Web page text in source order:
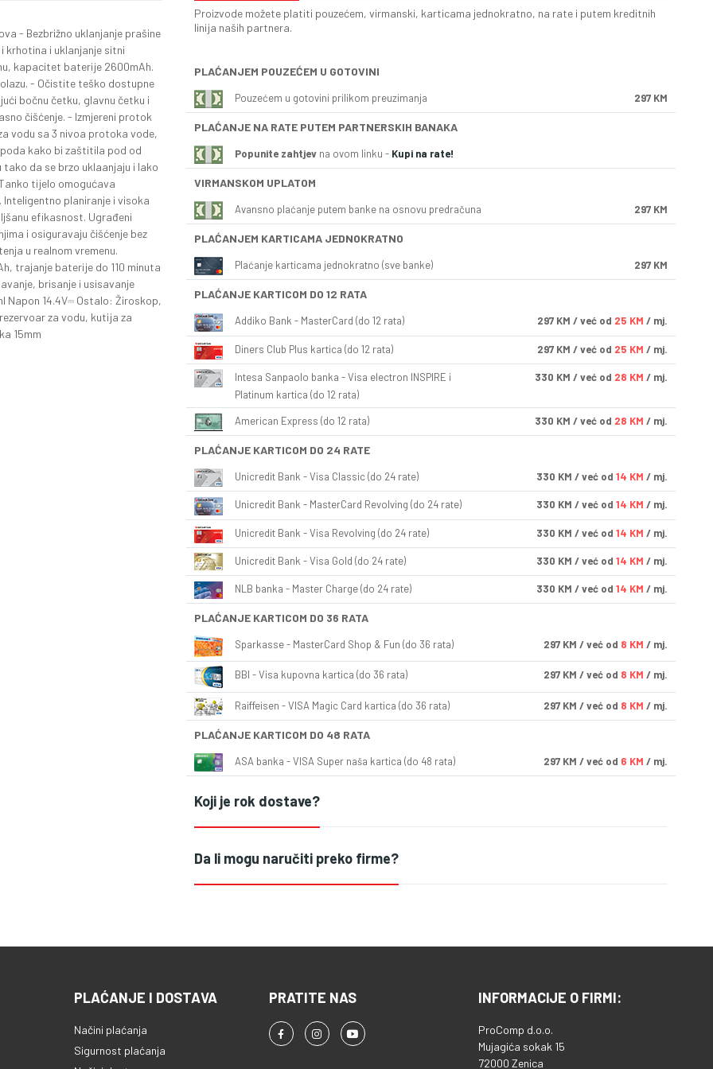
- Bezbrižno uklanjanje prašine
krhotina i uklanjanje sitni
kapacitet baterije 2600mAh.
- Očistite teško dostupne
bočnu četku, glavnu četku i
čišćenje. - Izmjereni protok
vodu sa 3 nivoa protoka vode,
kako bi zaštitila pod od
da se brzo uklaanjaju i lako
tijelo omogućava
planiranje i visoka
efikasnost. Ugrađeni
i osiguravaju čišćenje bez
u realnom vremenu.
trajanje baterije do 110 minuta
brisanje i usisavanje
Napon 14.4V⎓ Ostalo: Žiroskop,
za vodu, kutija za
15mm
Proizvode možete platiti pouzećem, virmanski, karticama jednokratno, na rate i putem kreditnih
linija naših partnera.
PLAĆANJEM POUZEĆEM U GOTOVINI
Pouzećem u gotovini prilikom preuzimanja 297 KM
PLAĆANJE NA RATE PUTEM PARTNERSKIH BANAKA
Popunite zahtjev na ovom linku - Kupi na rate!
VIRMANSKOM UPLATOM
Avansno plaćanje putem banke na osnovu predračuna 297 KM
PLAĆANJEM KARTICAMA JEDNOKRATNO
Plaćanje karticama jednokratno (sve banke) 297 KM
PLAĆANJE KARTICOM DO 12 RATA
Addiko Bank - MasterCard (do 12 rata) 297 KM / već od 25 KM / mj.
Diners Club Plus kartica (do 12 rata) 297 KM / već od 25 KM / mj.
Intesa Sanpaolo banka - Visa electron INSPIRE i
Platinum kartica (do 12 rata)
330 KM / već od 28 KM / mj.
American Express (do 12 rata) 330 KM / već od 28 KM / mj.
PLAĆANJE KARTICOM DO 24 RATE
Unicredit Bank - Visa Classic (do 24 rate) 330 KM / već od 14 KM / mj.
Unicredit Bank - MasterCard Revolving (do 24 rate) 330 KM / već od 14 KM / mj.
Unicredit Bank - Visa Revolving (do 24 rate) 330 KM / već od 14 KM / mj.
Unicredit Bank - Visa Gold (do 24 rate) 330 KM / već od 14 KM / mj.
NLB banka - Master Charge (do 24 rate) 330 KM / već od 14 KM / mj.
PLAĆANJE KARTICOM DO 36 RATA
Sparkasse - MasterCard Shop & Fun (do 36 rata) 297 KM / već od 8 KM / mj.
BBI - Visa kupovna kartica (do 36 rata) 297 KM / već od 8 KM / mj.
Raiffeisen - VISA Magic Card kartica (do 36 rata) 297 KM / već od 8 KM / mj.
PLAĆANJE KARTICOM DO 48 RATA
ASA banka - VISA Super naša kartica (do 48 rata) 297 KM / već od 6 KM / mj.
Koji je rok dostave?
Da li mogu naručiti preko firme?
PLAĆANJE I DOSTAVA
Načini plaćanja
Sigurnost plaćanja
PRATITE NAS INFORMACIJE O FIRMI:
ProComp d.o.o.
Mujagića sokak 15
72000 Zenica